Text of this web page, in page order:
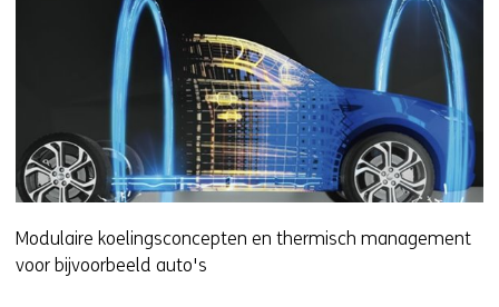
Modulaire koelingsconcepten en thermisch management
voor bijvoorbeeld auto's